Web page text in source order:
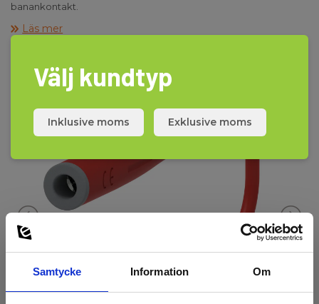
Samtycke Information Om
banankontakt.
Testkabel EVF6 är 150 cm lång, tillverkad av 0,75 mm2 PVC-
ledning, och finns i svart och rött.
Läs mer
Välj kundtyp
Inklusive moms Exklusive moms